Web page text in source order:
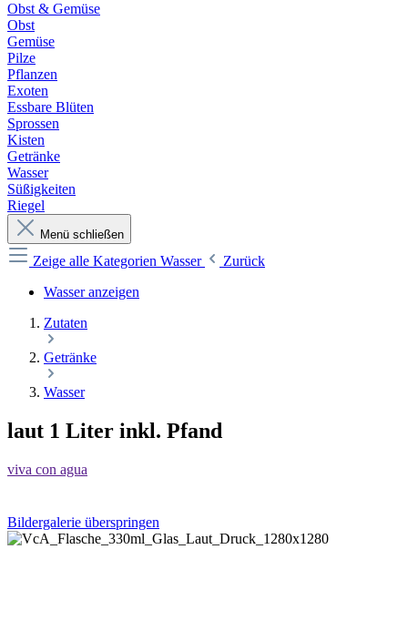
Obst & Gemüse
Obst
Gemüse
Pilze
Pflanzen
Exoten
Essbare Blüten
Sprossen
Kisten
Getränke
Wasser
Süßigkeiten
Riegel
Menü schließen
Zeige alle Kategorien Wasser
Zurück
Wasser anzeigen
Zutaten
Getränke
Wasser
laut 1 Liter inkl. Pfand
viva con agua
Bildergalerie überspringen